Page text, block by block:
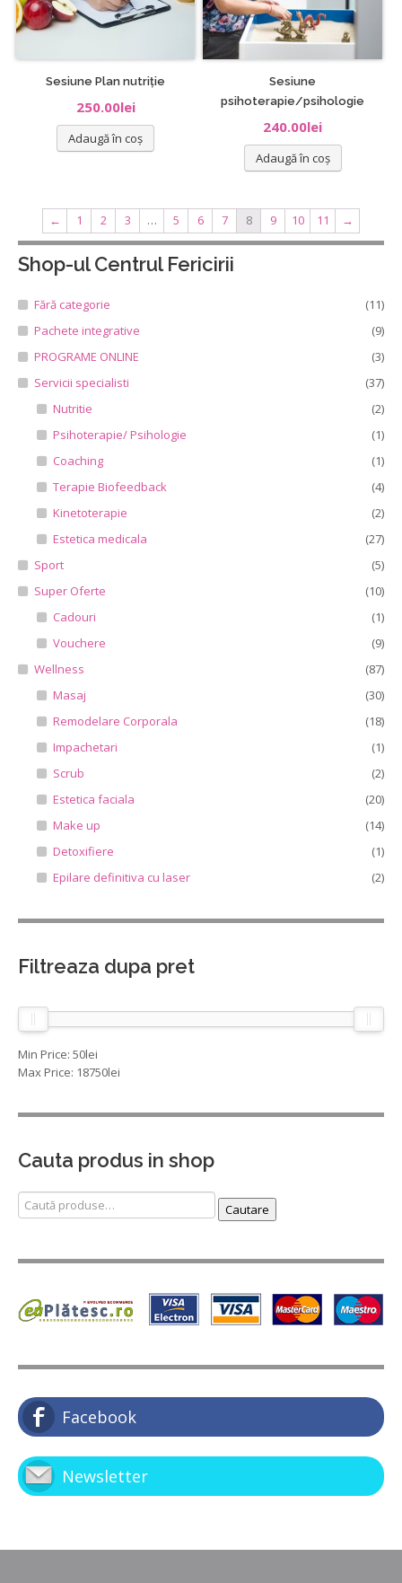
Sesiune Plan nutriție
250.00lei
Adaugă în coș
Sesiune
psihoterapie/psihologie
240.00lei
Adaugă în coș
← 1 2 3 … 5 6 7 8 9 10 11 →
Shop-ul Centrul Fericirii
Fără categorie
(11)
Pachete integrative
(9)
PROGRAME ONLINE
(3)
Servicii specialisti
(37)
Nutritie
(2)
Psihoterapie/ Psihologie
(1)
Coaching
(1)
Terapie Biofeedback
(4)
Kinetoterapie
(2)
Estetica medicala
(27)
Sport
(5)
Super Oferte
(10)
Cadouri
(1)
Vouchere
(9)
Wellness
(87)
Masaj
(30)
Remodelare Corporala
(18)
Impachetari
(1)
Scrub
(2)
Estetica faciala
(20)
Make up
(14)
Detoxifiere
(1)
Epilare definitiva cu laser
(2)
Filtreaza dupa pret
Min Price: 50lei
Max Price: 18750lei
Cauta produs in shop
Caută
după:
Cautare
Facebook
Newsletter